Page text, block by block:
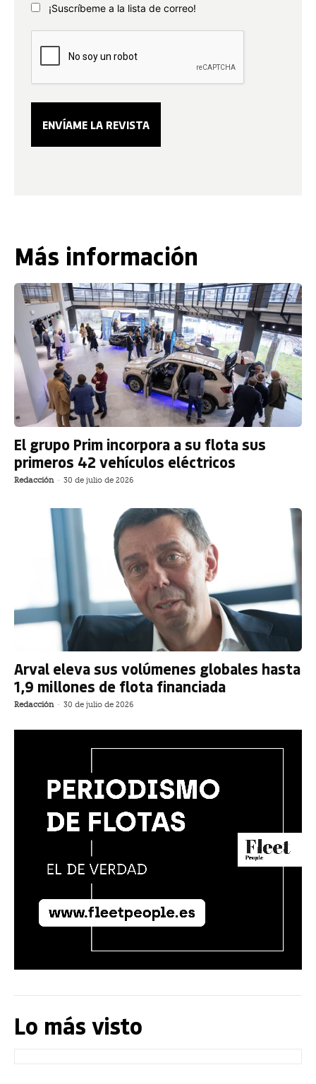
¡Suscríbeme a la lista de correo!
Más información
El grupo Prim incorpora a su flota sus
primeros 42 vehículos eléctricos
Redacción - 30 de julio de 2026
Arval eleva sus volúmenes globales hasta
1,9 millones de flota financiada
Redacción - 30 de julio de 2026
Lo más visto